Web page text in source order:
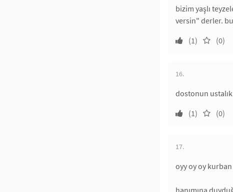
bizim yaşlı
versin" derler.
(1)
(0)
16.
dostonun
(1)
(0)
17.
oyy oy oy
hanımına